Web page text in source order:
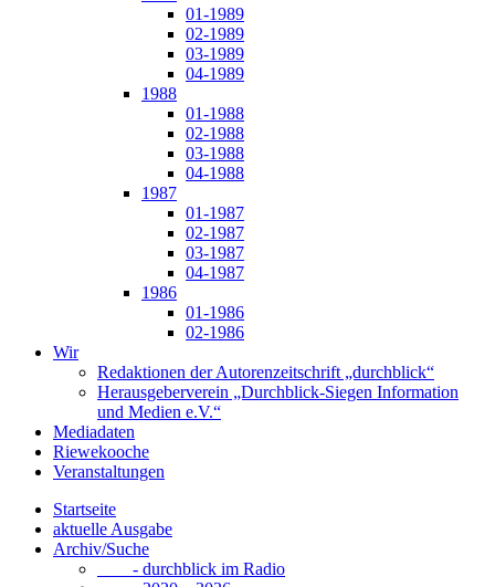
01-1989
02-1989
03-1989
04-1989
1988
01-1988
02-1988
03-1988
04-1988
1987
01-1987
02-1987
03-1987
04-1987
1986
01-1986
02-1986
Wir
Redaktionen der Autorenzeitschrift „durchblick“
Herausgeberverein „Durchblick-Siegen Information
und Medien e.V.“
Mediadaten
Riewekooche
Veranstaltungen
Startseite
aktuelle Ausgabe
Archiv/Suche
- durchblick im Radio